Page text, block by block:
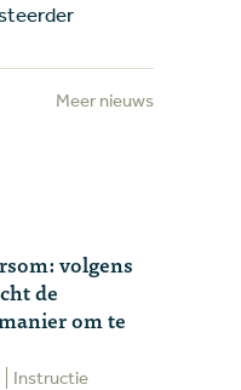
Meer nieuws
volgens
de
om te
Instructie